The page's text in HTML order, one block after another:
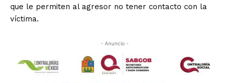
que le permiten al agresor no tener contacto con la
víctima.
- Anuncio -